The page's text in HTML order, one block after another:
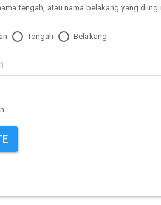
tengah, atau nama belakang yang
Tengah Belakang